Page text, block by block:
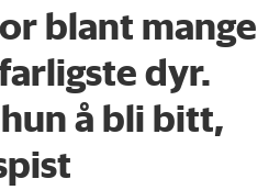
blant mange
dyr.
å bli bitt,